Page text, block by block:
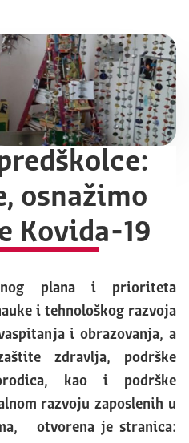
osnažimo
Kovida-19
plana i prioriteta
i tehnološkog razvoja
i obrazovanja, a
zdravlja, podrške
kao i podrške
razvoju zaposlenih u
otvorena je stranica: